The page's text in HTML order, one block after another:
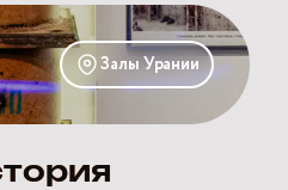
Залы Урании